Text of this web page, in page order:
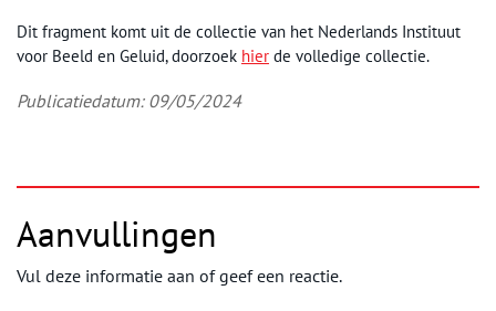
Dit fragment komt uit de collectie van het Nederlands Instituut
voor Beeld en Geluid, doorzoek hier de volledige collectie.
Publicatiedatum: 09/05/2024
Aanvullingen
Vul deze informatie aan of geef een reactie.